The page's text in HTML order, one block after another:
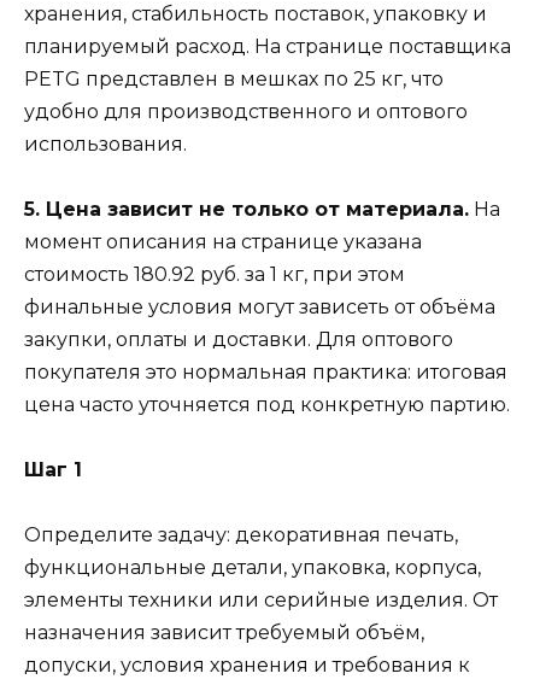
хранения, стабильность поставок, упаковку и
планируемый расход. На странице поставщика
PETG представлен в мешках по 25 кг, что
удобно для производственного и оптового
использования.
5. Цена зависит не только от материала. На
момент описания на странице указана
стоимость 180.92 руб. за 1 кг, при этом
финальные условия могут зависеть от объёма
закупки, оплаты и доставки. Для оптового
покупателя это нормальная практика: итоговая
цена часто уточняется под конкретную партию.
Шаг 1
Определите задачу: декоративная печать,
функциональные детали, упаковка, корпуса,
элементы техники или серийные изделия. От
назначения зависит требуемый объём,
допуски, условия хранения и требования к